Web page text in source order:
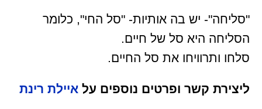
"סליחה"- יש בה אותיות- "סל החי", כלומר
הסליחה היא סל של חיים.
סלחו ותרוויחו את סל החיים.
ליצירת קשר ופרטים נוספים על איילת רינת